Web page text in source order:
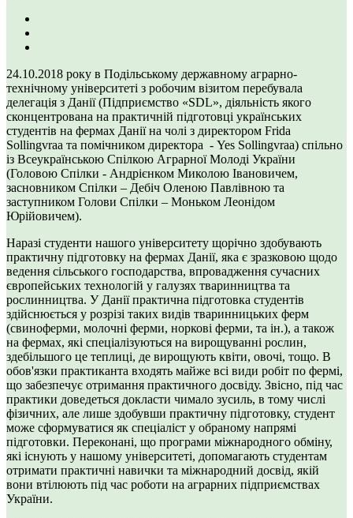
24.10.2018 року в Подільському державному аграрно-
технічному університеті з робочим візитом перебувала
делегація з Данії (Підприємство «SDL», діяльність якого
сконцентрована на практичній підготовці українських
студентів на фермах Данії на чолі з директором Frida
Sollingvraa та помічником директора - Yes Sollingvraa) спільно
із Всеукраїнською Спілкою Аграрної Молоді України
(Головою Спілки - Андрієнком Миколою Івановичем,
засновником Спілки – Дебіч Оленою Павлівною та
заступником Голови Спілки – Моньком Леонідом
Юрійовичем).
Наразі студенти нашого університету щорічно здобувають
практичну підготовку на фермах Данії, яка є зразковою щодо
ведення сільського господарства, впровадження сучасних
європейських технологій у галузях тваринництва та
рослинництва. У Данії практична підготовка студентів
здійснюється у розрізі таких видів тваринницьких ферм
(свиноферми, молочні ферми, норкові ферми, та ін.), а також
на фермах, які спеціалізуються на вирощуванні рослин,
здебільшого це теплиці, де вирощують квіти, овочі, тощо. В
обов'язки практиканта входять майже всі види робіт по фермі,
що забезпечує отримання практичного досвіду. Звісно, під час
практики доведеться докласти чимало зусиль, в тому числі
фізичних, але лише здобувши практичну підготовку, студент
може сформуватися як спеціаліст у обраному напрямі
підготовки. Переконані, що програми міжнародного обміну,
які існують у нашому університеті, допомагають студентам
отримати практичні навички та міжнародний досвід, якій
вони втілюють під час роботи на аграрних підприємствах
України.